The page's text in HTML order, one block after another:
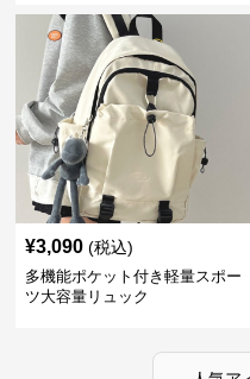
¥3,090 (税込)
多機能ポケット付き軽量スポー
ツ大容量リュック